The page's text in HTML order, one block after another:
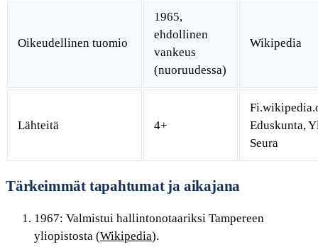
Oikeudellinen tuomio
1965,
ehdollinen
vankeus
(nuoruudessa)
Wikipedia
Lähteitä 4+
Eduskunta,
Seura
Tärkeimmät tapahtumat ja aikajana
1967: Valmistui hallintonotaariksi Tampereen
yliopistosta (Wikipedia).